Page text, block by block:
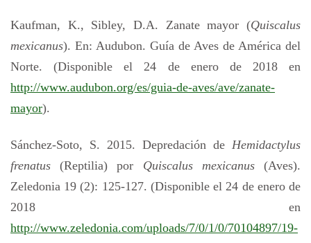
Kaufman, K., Sibley, D.A. Zanate mayor (Quiscalus
mexicanus). En: Audubon. Guía de Aves de América del
Norte. (Disponible el 24 de enero de 2018 en
http://www.audubon.org/es/guia-de-aves/ave/zanate-
mayor).
Sánchez-Soto, S. 2015. Depredación de Hemidactylus
frenatus (Reptilia) por Quiscalus mexicanus(Aves).
Zeledonia 19 (2): 125-127. (Disponible el 24 de enero de
2018 en
http://www.zeledonia.com/uploads/7/0/1/0/70104897/19-